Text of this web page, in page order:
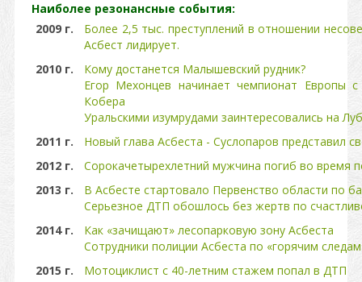
Наиболее резонансные события:
2009 г.
Более 2,5 тыс. преступлений в отношении
Асбест лидирует.
2010 г.
Кому достанется Малышевский рудник?
Егор Мехонцев начинает чемпионат Европы
Кобера
Уральскими изумрудами заинтересовались на
2011 г.
Новый глава Асбеста - Суслопаров представил
2012 г.
Сорокачетырехлетний мужчина погиб во время
2013 г.
В Асбесте стартовало Первенство области по
Серьезное ДТП обошлось без жертв по
2014 г.
Как «зачищают» лесопарковую зону Асбеста
Сотрудники полиции Асбеста по «горячим
2015 г.
Мотоциклист с 40-летним стажем попал в ДТП